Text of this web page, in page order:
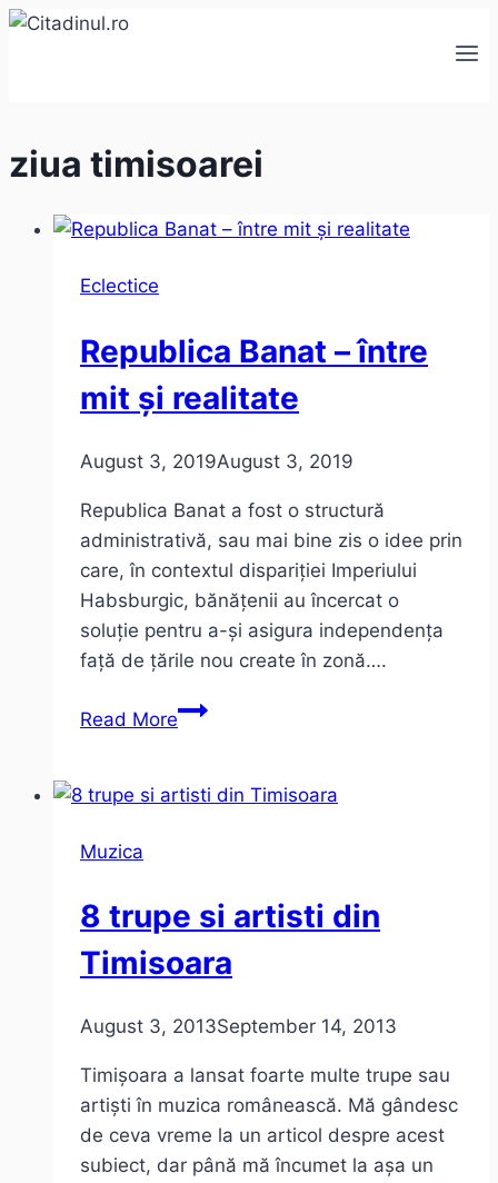
Skip
ziua timisoarei
Eclectice
Republica Banat – între
mit și realitate
August 3, 2019August 3, 2019
Republica Banat a fost o structură
administrativă, sau mai bine zis o idee prin
care, în contextul dispariției Imperiului
Habsburgic, bănățenii au încercat o
soluție pentru a-și asigura independența
față de țările nou create în zonă….
Read MoreRepublica
între
Muzica
8 trupe si artisti din
Timisoara
August 3, 2013September 14, 2013
Timișoara a lansat foarte multe trupe sau
artiști în muzica românească. Mă gândesc
de ceva vreme la un articol despre acest
subiect, dar până mă încumet la așa un